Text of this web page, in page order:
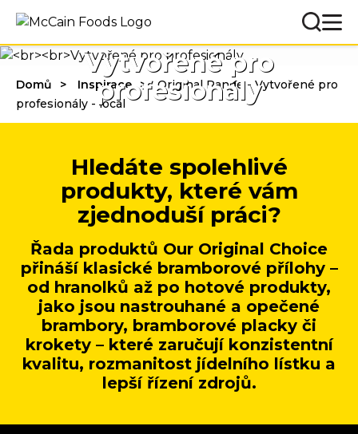
Vytvořené pro
profesionály
Domů Inspirace
Original Range - Vytvořené pro
profesionály - local
Hledáte spolehlivé
produkty, které vám
zjednoduší práci?
Řada produktů Our Original Choice
přináší klasické bramborové přílohy –
od hranolků až po hotové produkty,
jako jsou nastrouhané a opečené
brambory, bramborové placky či
krokety – které zaručují konzistentní
kvalitu, rozmanitost jídelního lístku a
lepší řízení zdrojů.